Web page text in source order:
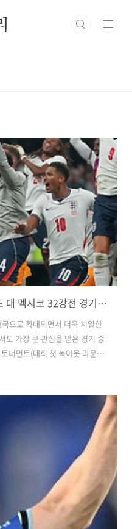
2026년 북중미 월드컵 잉글랜드 대 멕시코 32강전 경기내용과 하이라이트
으로 확대되면서 더욱 치열한
도 가장 큰 관심을 받은 경기 중
너먼트(대회 첫 녹아웃 라운
광적인 응원 속에서 열린 이번
잃지 않으며 3대2 승리를 거두
대회 : 2026 FIFA 북중미 월드
토너먼트(첫 녹아웃 라운드)
시티(아즈테카 스타디움)8강
나인 멕시코의 홈경기였..